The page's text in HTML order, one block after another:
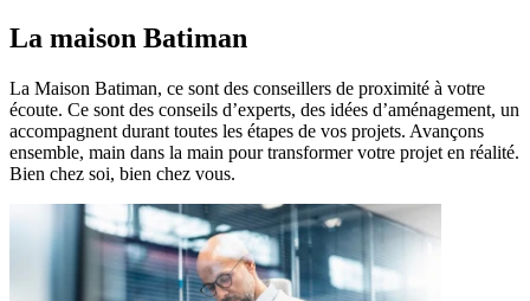
La maison Batiman
La Maison Batiman, ce sont des conseillers de proximité à votre
écoute. Ce sont des conseils d’experts, des idées d’aménagement, un
accompagnent durant toutes les étapes de vos projets. Avançons
ensemble, main dans la main pour transformer votre projet en réalité.
Bien chez soi, bien chez vous.